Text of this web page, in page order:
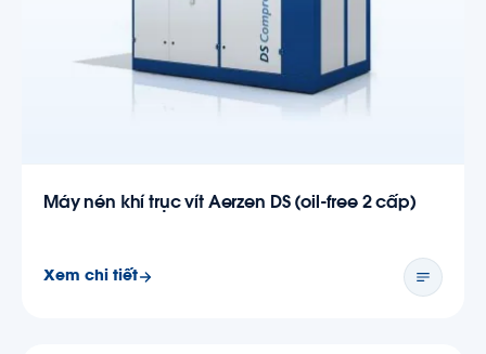
Máy nén khí trục vít Aerzen DS (oil-free 2 cấp)
Xem chi tiết